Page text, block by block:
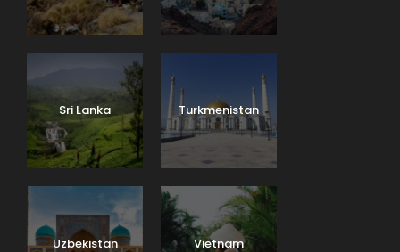
Sri Lanka Turkmenistan
Uzbekistan Vietnam